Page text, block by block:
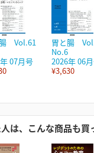
Vol.61
07月号
胃と腸
No.6
2026年 06
¥3,630
は、こんな商品も買